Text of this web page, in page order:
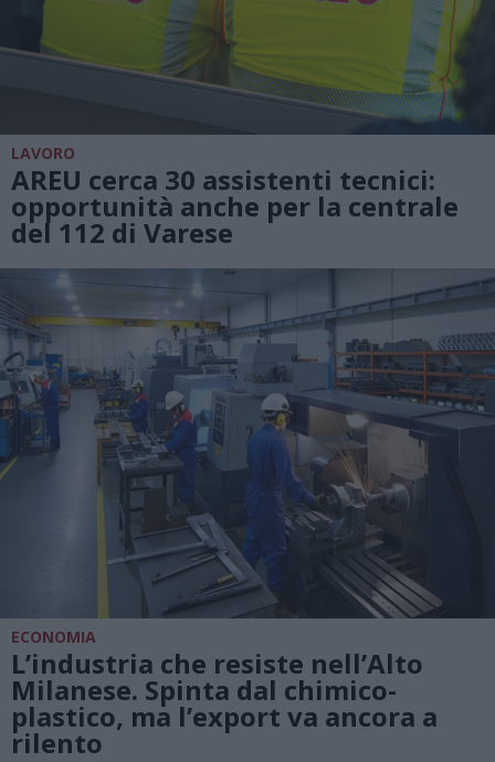
LAVORO
AREU cerca 30 assistenti tecnici:
opportunità anche per la centrale
del 112 di Varese
ECONOMIA
L’industria che resiste nell’Alto
Milanese. Spinta dal chimico-
plastico, ma l’export va ancora a
rilento